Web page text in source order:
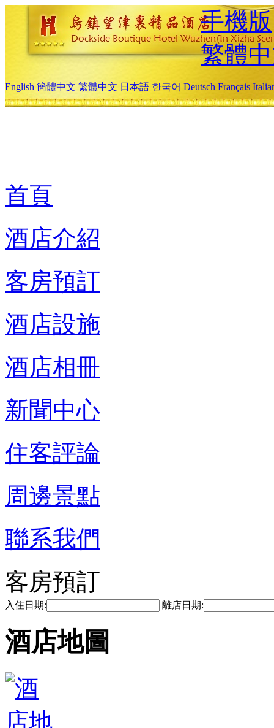
手機版
繁體
English 簡體中文 繁體中文 日本語 한국어 Deutsch Français
首頁
酒店介紹
客房預訂
酒店設施
酒店相冊
新聞中心
住客評論
周邊景點
聯系我們
客房預訂
入住日期: 離店日期:
酒店地圖